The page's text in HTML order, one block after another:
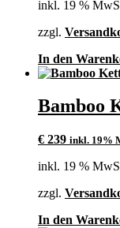
inkl. 19 %
zzgl.
In den
Bamboo
€ 239 inkl. 19%
inkl. 19 %
zzgl.
In den